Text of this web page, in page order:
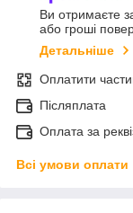
Ви отримаєте
або гроші
Детальніше
Оплатити
Післяплата
Оплата за
Всі умови оплати